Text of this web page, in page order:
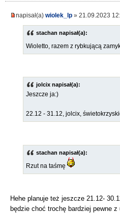
napisał(a) wiolek_lp » 21.09.2023
stachan napisał(a):
Wioletto, razem z rybkującą
jolcix napisał(a):
Jeszcze ja:)
22.12 - 31.12, jolcix,
stachan napisał(a):
Rzut na taśmę
Hehe planuje też jeszcze 21.12-
będzie choć trochę bardziej pewne z